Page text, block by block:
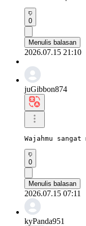
0
Menulis balasan
2026.07.15 21:10
juGibbon874
Wajahmu
0
Menulis balasan
2026.07.15 07:11
kyPanda951